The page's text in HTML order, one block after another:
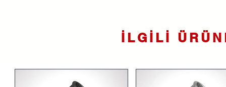
İLGİLİ